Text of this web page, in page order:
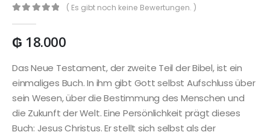
( Es gibt noch keine Bewertungen. )
₲ 18.000
Das Neue Testament, der zweite Teil der Bibel, ist ein
einmaliges Buch. In ihm gibt Gott selbst Aufschluss über
sein Wesen, über die Bestimmung des Menschen und
die Zukunft der Welt. Eine Persönlichkeit prägt dieses
Buch: Jesus Christus. Er stellt sich selbst als der